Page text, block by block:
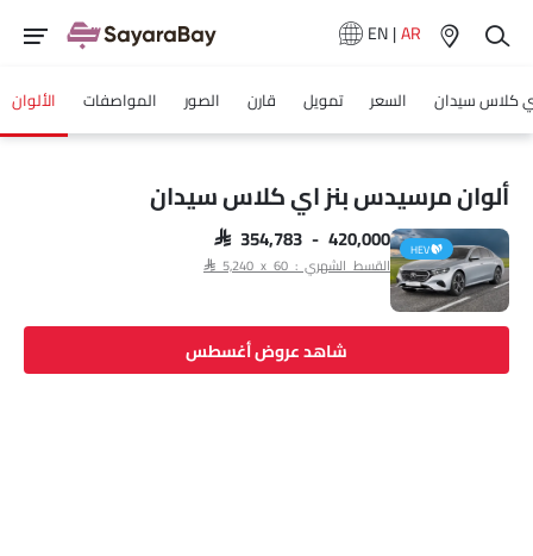
EN|AR
كلاس سيدان السعر تمويل قارن الصور المواصفات الألوان
ألوان مرسيدس بنز اي كلاس سيدان
HEV
SAR 354,783 - 420,000
القسط الشهري : SAR 5,240 x 60
شاهد عروض أغسطس